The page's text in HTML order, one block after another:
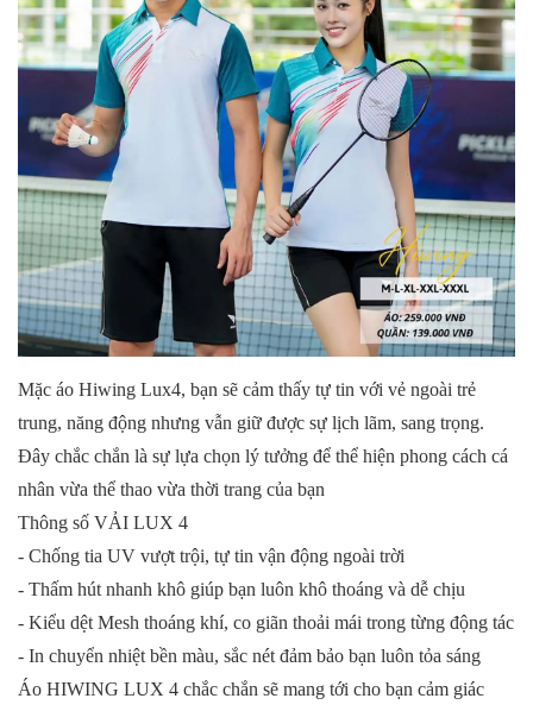
Mặc áo Hiwing Lux4, bạn sẽ cảm thấy tự tin với vẻ ngoài trẻ
trung, năng động nhưng vẫn giữ được sự lịch lãm, sang trọng.
Đây chắc chắn là sự lựa chọn lý tưởng để thể hiện phong cách cá
nhân vừa thể thao vừa thời trang của bạn
Thông số VẢI LUX 4
- Chống tia UV vượt trội, tự tin vận động ngoài trời
- Thấm hút nhanh khô giúp bạn luôn khô thoáng và dễ chịu
- Kiểu dệt Mesh thoáng khí, co giãn thoải mái trong từng động tác
- In chuyển nhiệt bền màu, sắc nét đảm bảo bạn luôn tỏa sáng
Áo HIWING LUX 4 chắc chắn sẽ mang tới cho bạn cảm giác